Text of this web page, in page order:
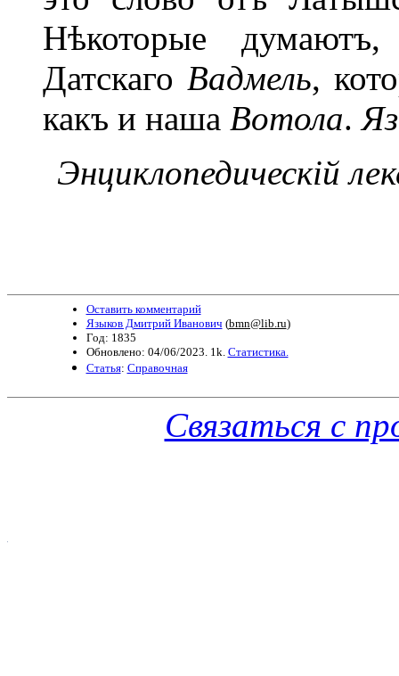
Нѣкоторые
Датскаго Вадмель,
какъ и наша Вотола.
Энциклопедическій
Оставить комментарий
Языков Дмитрий Иванович (bmn@lib.ru)
Год: 1835
Обновлено: 04/06/2023. 1k. Статистика.
Статья: Справочная
Связаться с